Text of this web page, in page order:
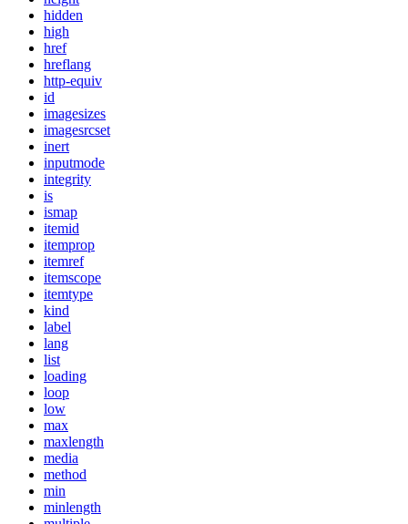
hidden
high
href
hreflang
http-equiv
id
imagesizes
imagesrcset
inert
inputmode
integrity
is
ismap
itemid
itemprop
itemref
itemscope
itemtype
kind
label
lang
list
loading
loop
low
max
maxlength
media
method
min
minlength